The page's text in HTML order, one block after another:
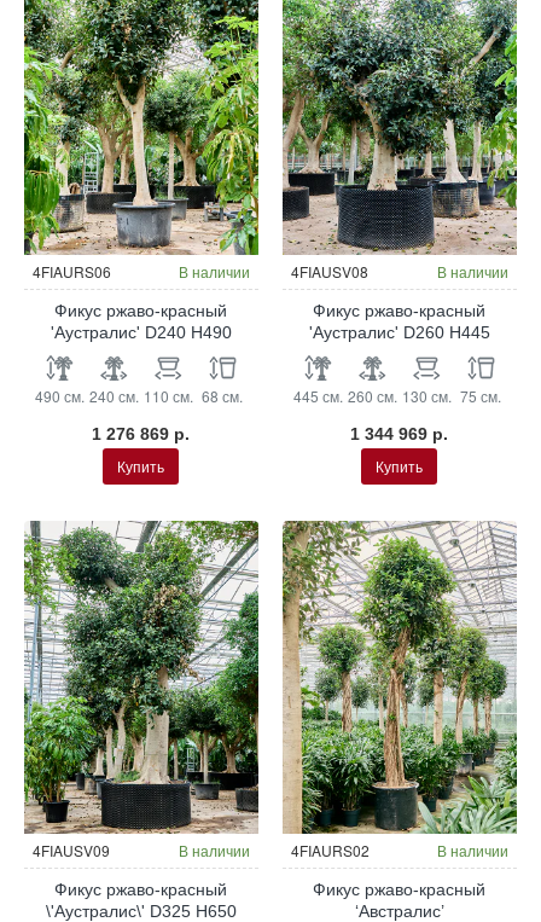
4FIAURS06 В наличии
Фикус ржаво-красный
'Аустралис' D240 H490
490 см. 240 см. 110 см. 68 см.
1 276 869 р.
Купить
4FIAUSV08 В наличии
Фикус ржаво-красный
'Аустралис' D260 H445
445 см. 260 см. 130 см. 75 см.
1 344 969 р.
Купить
4FIAUSV09 В наличии
Фикус ржаво-красный
\'Аустралис\' D325 H650
4FIAURS02 В наличии
Фикус ржаво-красный
‘Австралис’